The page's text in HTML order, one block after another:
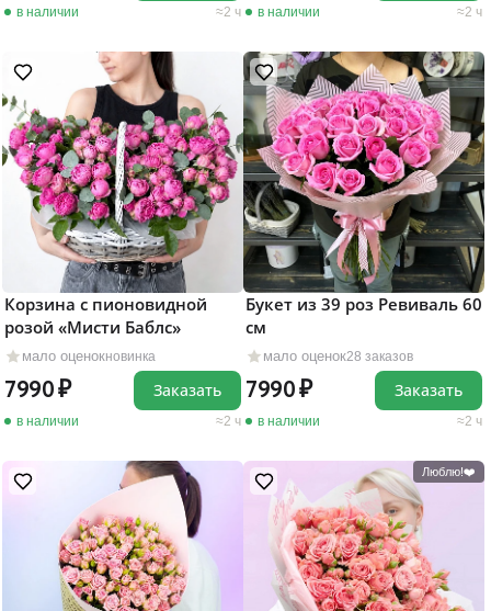
в наличии 2 ч в наличии 2 ч
мало оценокновинка
Корзина с пионовидной
розой «Мисти Баблс»
7990
в наличии 2 ч
Заказать
мало оценок28 заказов
Букет из 39 роз Ревиваль 60
см
7990
в наличии 2 ч
Заказать
Люблю!❤️